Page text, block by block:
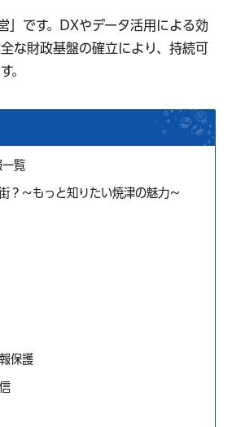
」です。DXやデータ活用による効
な財政基盤の確立により、持続可
。
一覧
？～もっと知りたい焼津の魅力～
保護